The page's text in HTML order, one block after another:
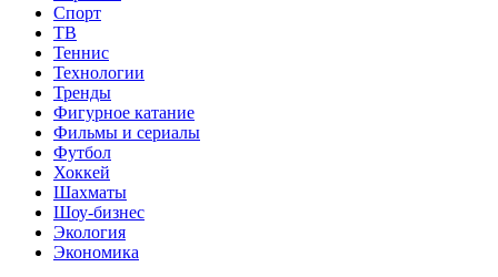
Спорт
ТВ
Теннис
Технологии
Тренды
Фигурное катание
Фильмы и сериалы
Футбол
Хоккей
Шахматы
Шоу-бизнес
Экология
Экономика